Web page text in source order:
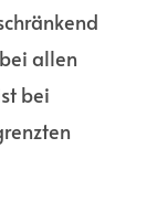
allen
bei